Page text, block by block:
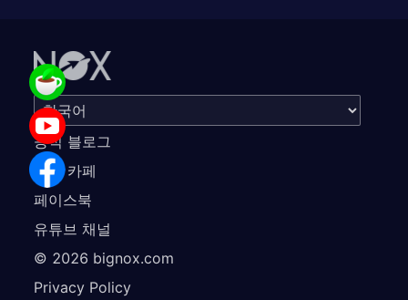
공식 블로그
공식 카페
페이스북
유튜브 채널
© 2026 bignox.com
Privacy Policy